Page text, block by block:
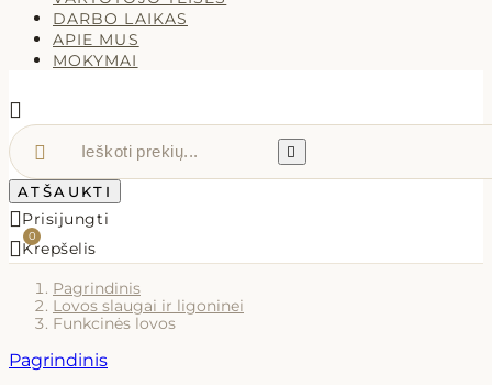
DARBO LAIKAS
APIE MUS
MOKYMAI

 
ATŠAUKTI
Prisijungti
Krepšelis
0
Pagrindinis
Lovos slaugai ir ligoninei
Funkcinės lovos
Pagrindinis